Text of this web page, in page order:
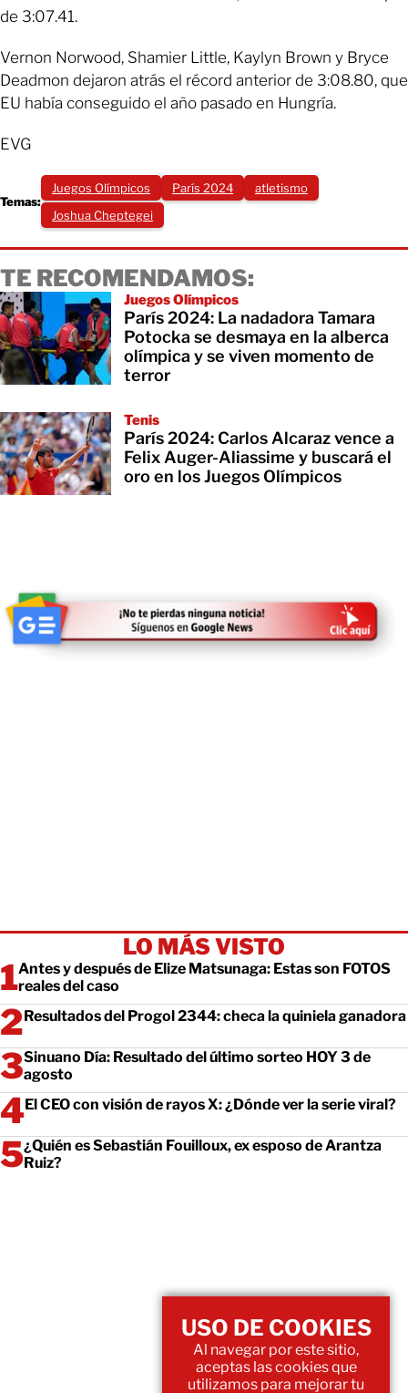
de 3:07.41.
Vernon Norwood, Shamier Little, Kaylyn Brown y Bryce
Deadmon dejaron atrás el récord anterior de 3:08.80, que
EU había conseguido el año pasado en Hungría.
EVG
Temas:
Juegos Olímpicos París 2024
atletismo
Joshua Cheptegei
TE RECOMENDAMOS:
Juegos Olímpicos
París 2024: La nadadora Tamara
Potocka se desmaya en la alberca
olímpica y se viven momento de
terror
Tenis
París 2024: Carlos Alcaraz vence a
Felix Auger-Aliassime y buscará el
oro en los Juegos Olímpicos
LO MÁS VISTO
Antes y después de Elize Matsunaga: Estas son FOTOS
reales del caso
Resultados del Progol 2344: checa la quiniela ganadora
Sinuano Día: Resultado del último sorteo HOY 3 de
agosto
El CEO con visión de rayos X: ¿Dónde ver la serie viral?
¿Quién es Sebastián Fouilloux, ex esposo de Arantza
Ruiz?
USO DE COOKIES
Al navegar por este sitio,
aceptas las cookies que
utilizamos para mejorar tu